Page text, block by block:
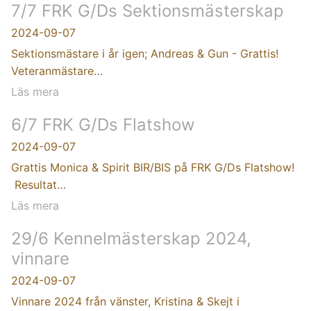
7/7 FRK G/Ds Sektionsmästerskap
2024-09-07
Sektionsmästare i år igen; Andreas & Gun - Grattis!
Veteranmästare…
Läs mera
6/7 FRK G/Ds Flatshow
2024-09-07
Grattis Monica & Spirit BIR/BIS på FRK G/Ds Flatshow!
Resultat…
Läs mera
29/6 Kennelmästerskap 2024,
vinnare
2024-09-07
Vinnare 2024 från vänster, Kristina & Skejt i